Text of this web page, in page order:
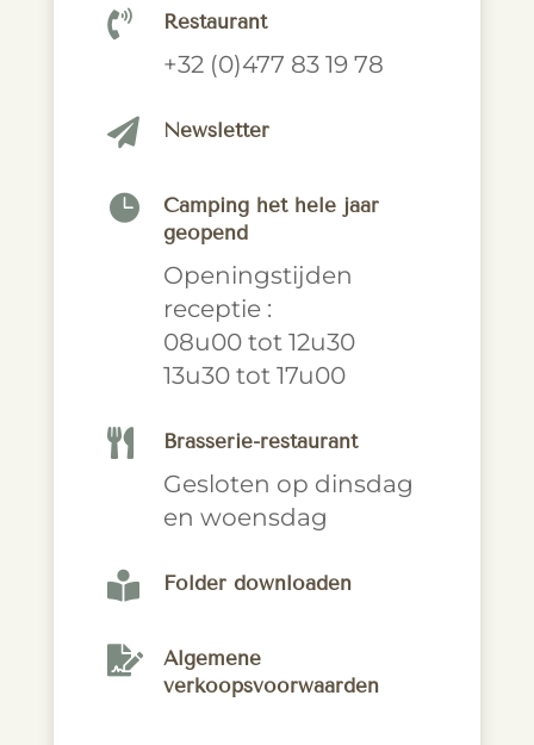
 Restaurant
+32 (0)477 83 19 78
 Newsletter

Camping het hele jaar
geopend
Openingstijden
receptie :
08u00 tot 12u30
13u30 tot 17u00
 Brasserie-restaurant
Gesloten op dinsdag
en woensdag
 Folder downloaden

Algemene
verkoopsvoorwaarden